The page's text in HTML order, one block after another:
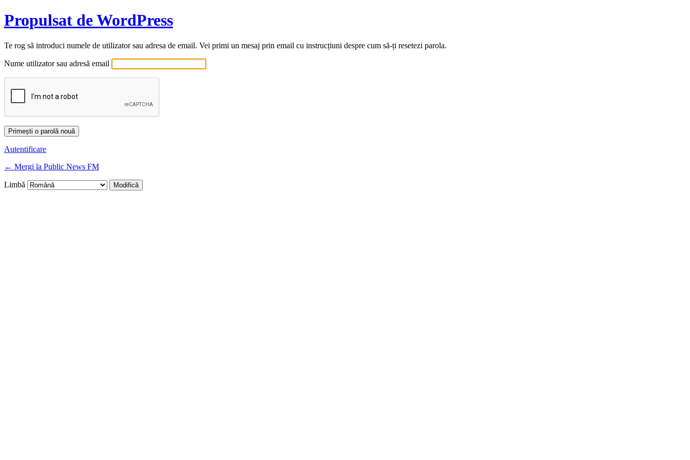
Propulsat de WordPress
Te rog să introduci numele de utilizator sau adresa de email. Vei primi un mesaj prin email cu instrucțiuni despre cum să-ți resetezi parola.
Nume utilizator sau adresă email
Autentificare
← Mergi la Public News FM
Limbă